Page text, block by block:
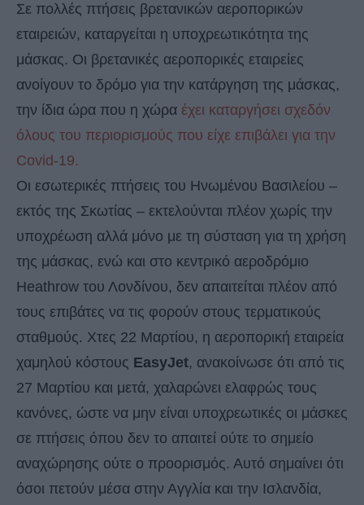
Σε πολλές πτήσεις βρετανικών αεροπορικών
εταιρειών, καταργείται η υποχρεωτικότητα της
μάσκας. Οι βρετανικές αεροπορικές εταιρείες
ανοίγουν το δρόμο για την κατάργηση της μάσκας,
την ίδια ώρα που η χώρα έχει καταργήσει σχεδόν
όλους του περιορισμούς που είχε επιβάλει για την
Covid-19.
Οι εσωτερικές πτήσεις του Ηνωμένου Βασιλείου –
εκτός της Σκωτίας – εκτελούνται πλέον χωρίς την
υποχρέωση αλλά μόνο με τη σύσταση για τη χρήση
της μάσκας, ενώ και στο κεντρικό αεροδρόμιο
Heathrow του Λονδίνου, δεν απαιτείται πλέον από
τους επιβάτες να τις φορούν στους τερματικούς
σταθμούς. Χτες 22 Μαρτίου, η αεροπορική εταιρεία
χαμηλού κόστους EasyJet, ανακοίνωσε ότι από τις
27 Μαρτίου και μετά, χαλαρώνει ελαφρώς τους
κανόνες, ώστε να μην είναι υποχρεωτικές οι μάσκες
σε πτήσεις όπου δεν το απαιτεί ούτε το σημείο
αναχώρησης ούτε ο προορισμός. Αυτό σημαίνει ότι
όσοι πετούν μέσα στην Αγγλία και την Ισλανδία,